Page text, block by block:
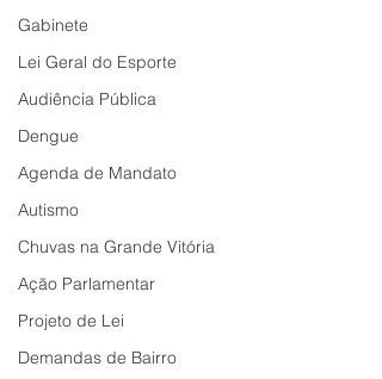
Gabinete
Lei Geral do Esporte
Audiência Pública
Dengue
Agenda de Mandato
Autismo
Chuvas na Grande Vitória
Ação Parlamentar
Projeto de Lei
Demandas de Bairro